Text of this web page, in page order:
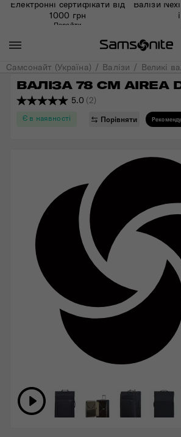
Електронні сертифікати від
1000 грн
Перейти
Валізи
Самсонайт (Україна) Валізи Великі
Є в наявності Порівняти
ВАЛІЗА 78 СМ AIREA
5.0 (2)